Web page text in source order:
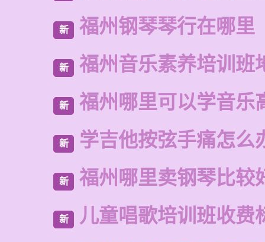
新 福州钢琴琴行在哪里
新 福州音乐素养培训班
新 福州哪里可以学音乐
新 学吉他按弦手痛怎么
新 福州哪里卖钢琴比较
新 儿童唱歌培训班收费